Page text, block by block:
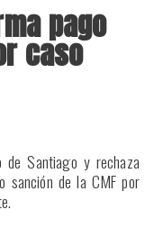
pago
caso
de Santiago y rechaza
sanción de la CMF por